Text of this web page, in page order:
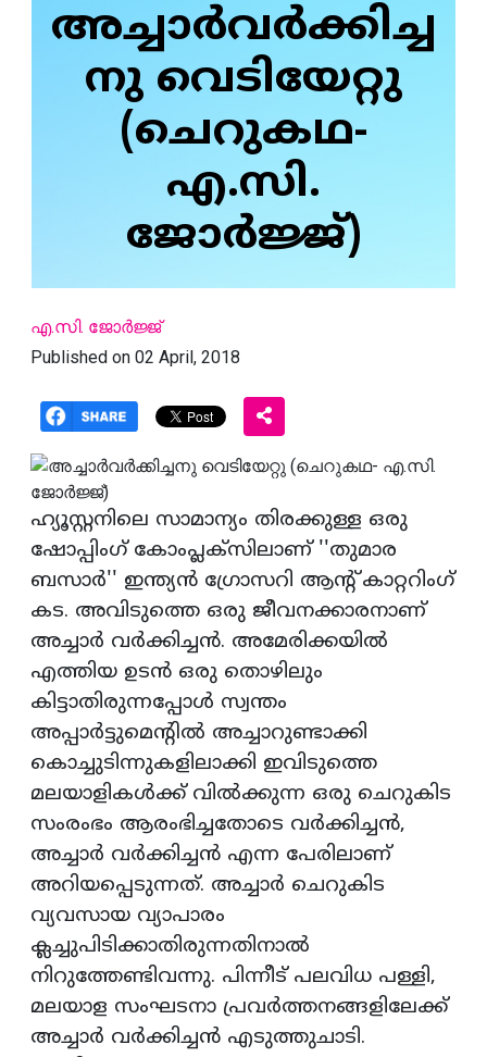
അച്ചാര്‍വര്‍ക്കിച്ച
നു വെടിയേറ്റു
(ചെറുകഥ-
എ.സി.
ജോര്‍ജ്ജ്)
എ.സി. ജോര്‍ജ്ജ്
Published on 02 April, 2018
ഹ്യൂസ്റ്റനിലെ സാമാന്യം തിരക്കുള്ള ഒരു
ഷോപ്പിംഗ് കോംപ്ലക്‌സിലാണ് ''തുമാര
ബസാര്‍'' ഇന്ത്യന്‍ ഗ്രോസറി ആന്റ് കാറ്ററിംഗ്
കട. അവിടുത്തെ ഒരു ജീവനക്കാരനാണ്
അച്ചാര്‍ വര്‍ക്കിച്ചന്‍. അമേരിക്കയില്‍
എത്തിയ ഉടന്‍ ഒരു തൊഴിലും
കിട്ടാതിരുന്നപ്പോള്‍ സ്വന്തം
അപ്പാര്‍ട്ടുമെന്റില്‍ അച്ചാറുണ്ടാക്കി
കൊച്ചുടിന്നുകളിലാക്കി ഇവിടുത്തെ
മലയാളികള്‍ക്ക് വില്‍ക്കുന്ന ഒരു ചെറുകിട
സംരംഭം ആരംഭിച്ചതോടെ വര്‍ക്കിച്ചന്‍,
അച്ചാര്‍ വര്‍ക്കിച്ചന്‍ എന്ന പേരിലാണ്
അറിയപ്പെടുന്നത്. അച്ചാര്‍ ചെറുകിട
വ്യവസായ വ്യാപാരം
ക്ലച്ചുപിടിക്കാതിരുന്നതിനാല്‍
നിറുത്തേണ്ടിവന്നു. പിന്നീട് പലവിധ പള്ളി,
മലയാള സംഘടനാ പ്രവര്‍ത്തനങ്ങളിലേക്ക്
അച്ചാര്‍ വര്‍ക്കിച്ചന്‍ എടുത്തുചാടി.